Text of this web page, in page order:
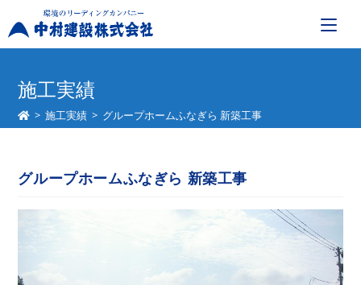
施工実績
> 施工実績 > グループホームふなぎら 新築工事
グループホームふなぎら 新築工事